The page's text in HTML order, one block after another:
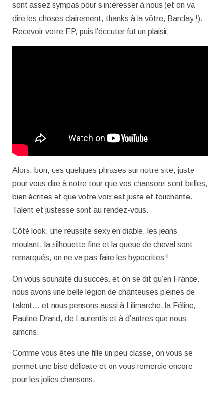
sont assez sympas pour s’intéresser à nous (et on va
dire les choses clairement, thanks à la vôtre, Barclay !).
Recevoir votre EP, puis l’écouter fut un plaisir.
Alors, bon, ces quelques phrases sur notre site, juste
pour vous dire à notre tour que vos chansons sont belles,
bien écrites et que votre voix est juste et touchante.
Talent et justesse sont au rendez-vous.
Côté look, une réussite sexy en diable, les jeans
moulant, la silhouette fine et la queue de cheval sont
remarqués, on ne va pas faire les hypocrites !
On vous souhaite du succès, et on se dit qu’en France,
nous avons une belle légion de chanteuses pleines de
talent… et nous pensons aussi à Lilimarche, la Féline,
Pauline Drand, de Laurentis et à d’autres que nous
aimons.
Comme vous êtes une fille un peu classe, on vous se
permet une bise délicate et on vous remercie encore
pour les jolies chansons.